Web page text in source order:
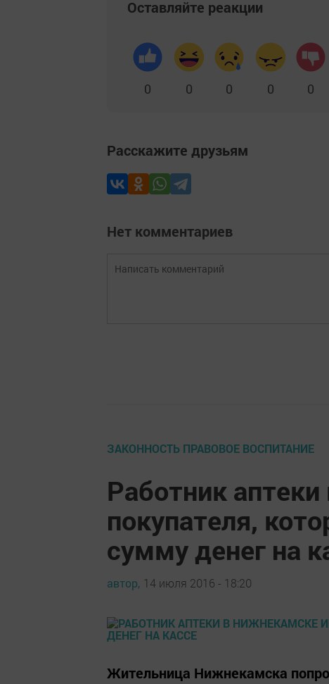
Оставляйте реакции
0 0 0 0 0
Расскажите друзьям
Нет комментариев
ЗАКОННОСТЬ ПРАВОВОЕ ВОСПИТАНИЕ
Работник
покупателя,
сумму денег на
автор, 14 июля 2016 - 18:20
Жительница Нижнекамска